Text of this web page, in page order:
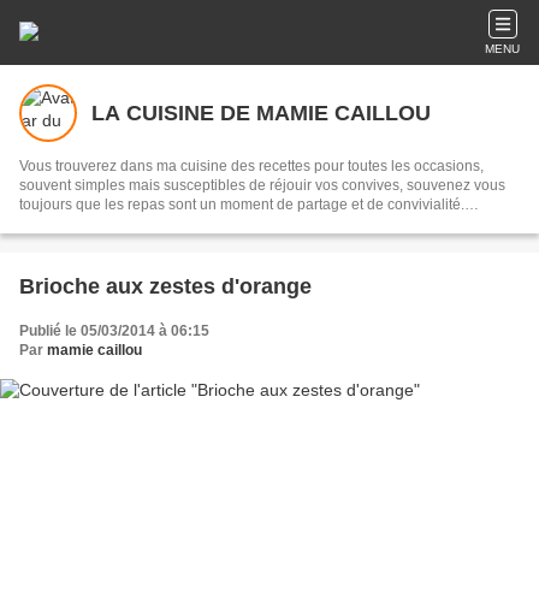
MENU
LA CUISINE DE MAMIE CAILLOU
Vous trouverez dans ma cuisine des recettes pour toutes les occasions,
souvent simples mais susceptibles de réjouir vos convives, souvenez vous
toujours que les repas sont un moment de partage et de convivialité.
Brioche aux zestes d'orange
Publié le 05/03/2014 à 06:15
Par mamie caillou